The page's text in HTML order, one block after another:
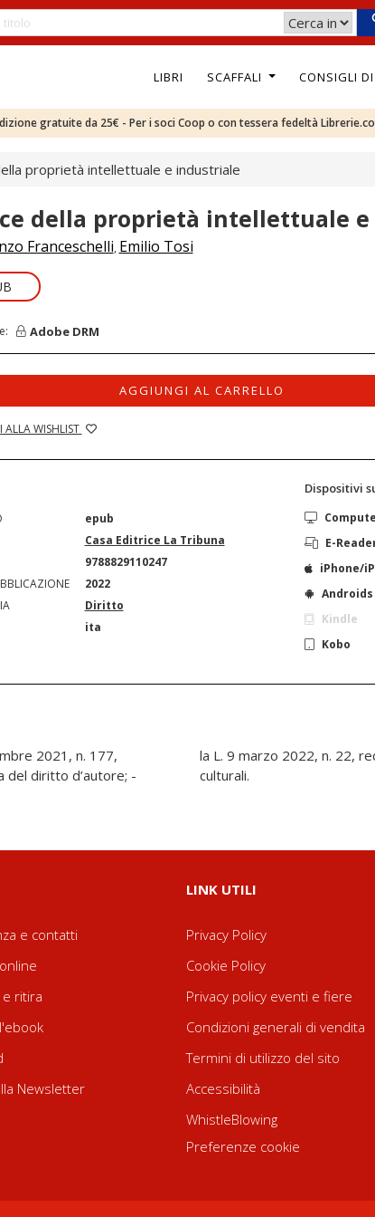
LIBRI SCAFFALI CONSIGLI
gratuite da 25€ - Per i soci Coop o con tessera fedeltà
proprietà intellettuale e industriale
della proprietà intellettuale
Franceschelli, Emilio Tosi
Adobe DRM
AGGIUNGI AL CARRELLO
WISHLIST
epub
Casa Editrice La Tribuna
9788829110247
2022
Diritto
ita
Dispositivi
E-
iPhone/
Androids
Kindle
Kobo
2021, n. 177,
del diritto d’autore; -
norme sui beni
culturali.
e contatti
ritira
Newsletter
LINK UTILI
Privacy Policy
Cookie Policy
Privacy policy eventi e fiere
Condizioni generali di vendita
Termini di utilizzo del sito
Accessibilità
WhistleBlowing
Preferenze cookie